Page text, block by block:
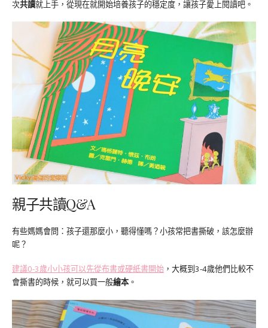
次共讀就上手，從現在就開始培養孩子的穩定度，讓孩子愛上閱讀吧。
親子共讀Q&A
有些媽媽會問：孩子還那麼小，聽得懂嗎？小孩常把書撕破，該怎麼辦
呢？
建議0-3歲小小孩可以先從布書或硬紙書開始 ，大概到3-4歲他們比較不
會撕書的時候，就可以買一般繪本。